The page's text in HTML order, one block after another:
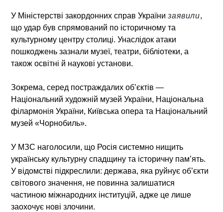
У Міністерстві закордонних справ Українизаявили,
що удар був спрямований по історичному та
культурному центру столиці. Унаслідок атаки
пошкоджень зазнали музеї, театри, бібліотеки, а
також освітні й наукові установи.
Зокрема, серед постраждалих об’єктів —
Національний художній музей України, Національна
філармонія України, Київська опера та Національний
музей «Чорнобиль».
У МЗС наголосили, що Росія системно нищить
українську культурну спадщину та історичну пам’ять.
У відомстві підкреслили: держава, яка руйнує об’єкти
світового значення, не повинна залишатися
частиною міжнародних інституцій, адже це лише
заохочує нові злочини.